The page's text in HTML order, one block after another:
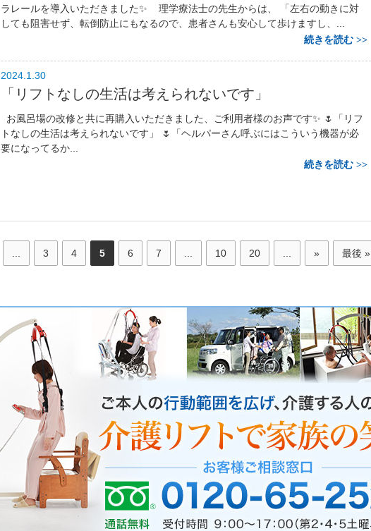
ラレールを導入いただきました✨ 理学療法士の先生からは、 「左右の動きに対
しても阻害せず、転倒防止にもなるので、患者さんも安心して歩けますし、...
続きを読む
2024.1.30
「リフトなしの生活は考えられないです」
お風呂場の改修と共に再購入いただきました、ご利用者様のお声です✨ 🌷「リフ
トなしの生活は考えられないです」 🌷「ヘルパーさん呼ぶにはこういう機器が必
要になってるか...
続きを読む
3 4 5 6 7 10 20 » 最後 »